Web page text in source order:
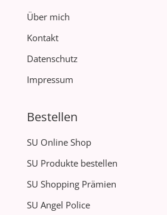
Über mich
Kontakt
Datenschutz
Impressum
Bestellen
SU Online Shop
SU Produkte bestellen
SU Shopping Prämien
SU Angel Police